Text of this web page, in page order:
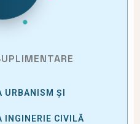
ȘI
INGINERIE CIVILĂ